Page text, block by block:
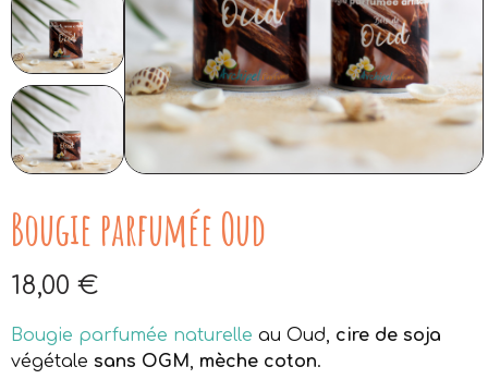
Bougie parfumée Oud
18,00 €
Bougie parfumée naturelle au Oud, cire de soja
végétale sans OGM, mèche coton.